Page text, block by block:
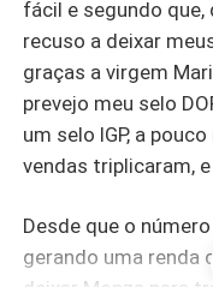
fácil e segundo
recuso a deixar
graças a virgem
prevejo meu selo
um selo IGP, a
vendas triplicaram,
Desde que o
gerando uma renda